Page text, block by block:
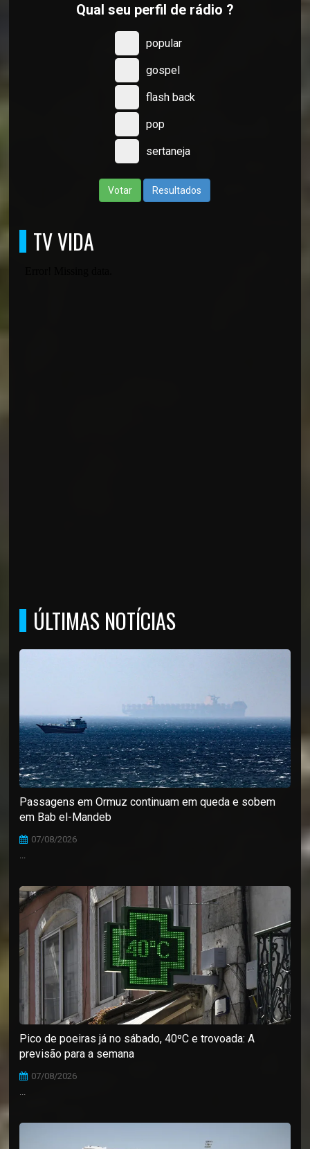
Qual seu perfil de rádio ?
popular
gospel
flash back
pop
sertaneja
Votar Resultados
TV VIDA
ÚLTIMAS NOTÍCIAS
Passagens em Ormuz continuam em queda e sobem
em Bab el-Mandeb
07/08/2026
Pico de poeiras já no sábado, 40ºC e trovoada: A
previsão para a semana
07/08/2026